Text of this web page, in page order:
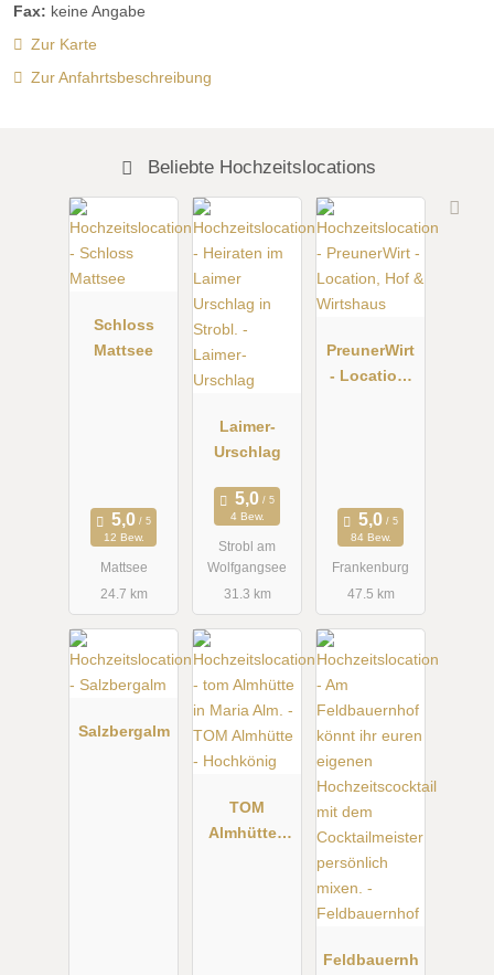
Fax: keine Angabe
Zur Karte
Zur Anfahrtsbeschreibung
Beliebte Hochzeitslocations
Schloss
Mattsee
12 Bew.
Mattsee
24.7 km
Laimer-
Urschlag
4 Bew.
Strobl am
Wolfgangsee
31.3 km
PreunerWirt
- Location,
84 Bew.
Frankenburg
47.5 km
Salzbergalm
TOM
Almhütte -
Feldbauernh